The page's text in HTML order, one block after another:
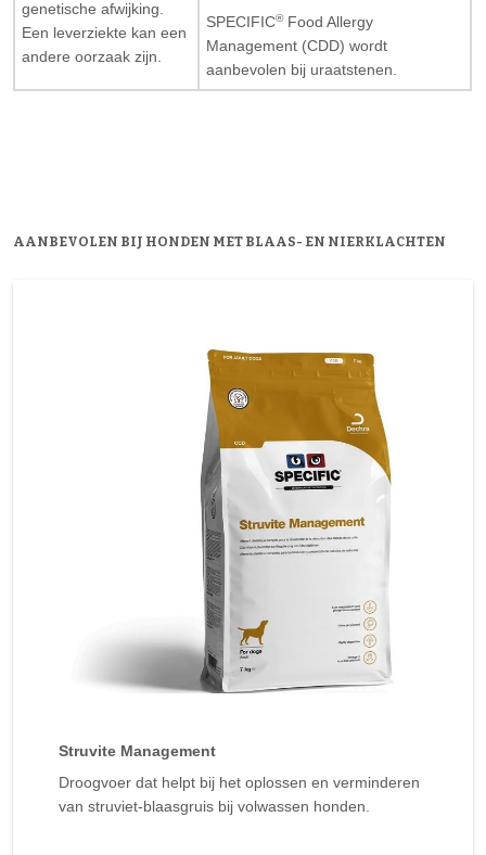
genetische afwijking.
Een leverziekte kan een
andere oorzaak zijn.
SPECIFIC®Food Allergy
Management (CDD) wordt
aanbevolen bij uraatstenen.
AANBEVOLEN BIJ HONDEN MET BLAAS- EN NIERKLACHTEN
Struvite Management
Droogvoer dat helpt bij het oplossen en verminderen
van struviet-blaasgruis bij volwassen honden.